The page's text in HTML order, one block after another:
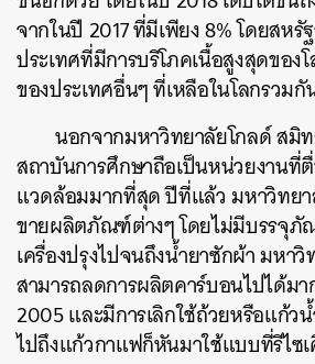
จากในปี 2017ที่มีเพียง8%โดยสหรั
ประเทศที่มีการบริโภคเนื้อสูงสุดของ
ของประเทศอื่นๆที่เหลือในโลกรวมกั
นอกจากมหาวิทยาลัยโกลด์ สมิ
สถาบันการศึกษาถือเป็นหน่วยงานที่
แวดล้อมมากที่สุดปีที่แล้ว มหาวิทย
ขายผลิตภัณฑ์ต่างๆโดยไม่มีบรรจุภั
เครื่องปรุงไปจนถึงน้ำยาซักผ้ามหาวิ
สามารถลดการผลิตคาร์บอนไปได้มา
2005และมีการเลิกใช้ถ้วยหรือแก้ว
ไปถึงแก้วกาแฟก็หันมาใช้แบบที่รีไซ